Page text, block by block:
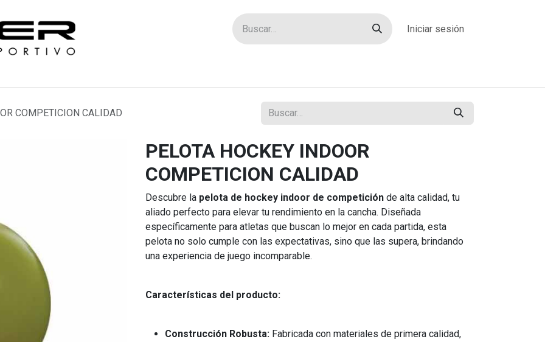
Iniciar sesión
COMPETICION CALIDAD
PELOTA HOCKEY INDOOR
COMPETICION CALIDAD
Descubre la pelota de hockey indoor de competición de alta calidad, tu
aliado perfecto para elevar tu rendimiento en la cancha. Diseñada
específicamente para atletas que buscan lo mejor en cada partida, esta
pelota no solo cumple con las expectativas, sino que las supera, brindando
una experiencia de juego incomparable.
Características del producto:
Construcción Robusta: Fabricada con materiales de primera calidad,